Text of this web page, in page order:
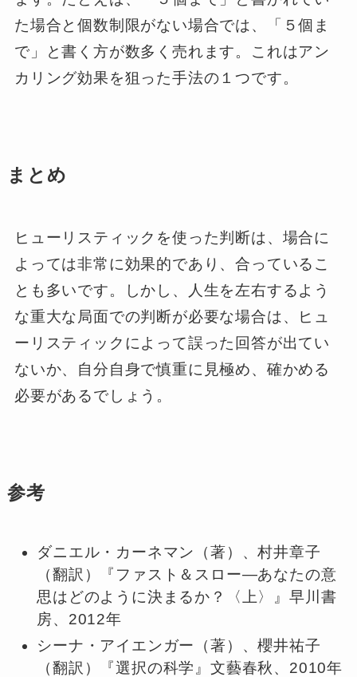
た場合と個数制限がない場合では、「５個ま
で」と書く方が数多く売れます。これはアン
カリング効果を狙った手法の１つです。
まとめ
ヒューリスティックを使った判断は、場合に
よっては非常に効果的であり、合っているこ
とも多いです。しかし、人生を左右するよう
な重大な局面での判断が必要な場合は、ヒュ
ーリスティックによって誤った回答が出てい
ないか、自分自身で慎重に見極め、確かめる
必要があるでしょう。
参考
ダニエル・カーネマン（著）、村井章子
（翻訳）『ファスト＆スロー―あなたの意
思はどのように決まるか？〈上〉』早川書
房、2012年
シーナ・アイエンガー（著）、櫻井祐子
（翻訳）『選択の科学』文藝春秋、2010年